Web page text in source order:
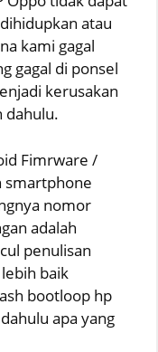
atau
kami gagal
gagal di ponsel
kerusakan
dahulu.
Fimrware /
smartphone
nomor
adalah
penulisan
baik
bootloop hp
apa yang